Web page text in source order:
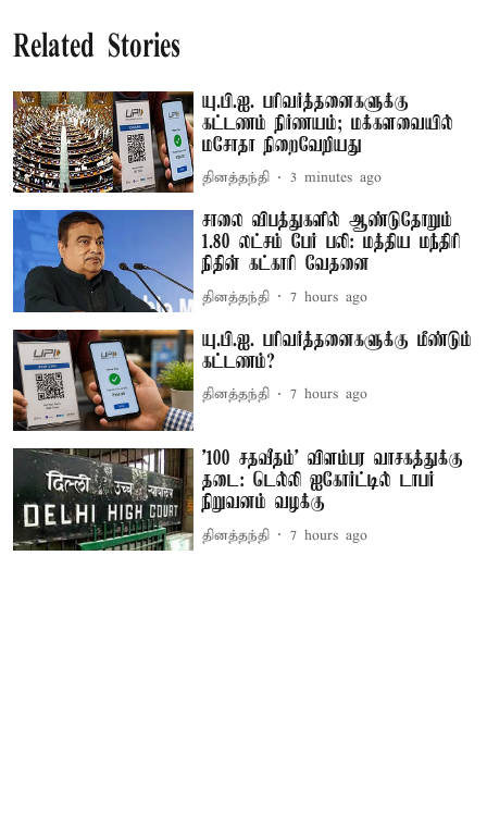
Related Stories
யு.பி.ஐ. பரிவர்த்தனைகளுக்கு
கட்டணம் நிர்ணயம்; மக்களவையில்
மசோதா நிறைவேறியது
தினத்தந்தி 3 minutes ago
சாலை விபத்துகளில் ஆண்டுதோறும்
1.80 லட்சம் பேர் பலி: மத்திய மந்திரி
நிதின் கட்காரி வேதனை
தினத்தந்தி 7 hours ago
யு.பி.ஐ. பரிவர்த்தனைகளுக்கு மீண்டும்
கட்டணம்?
தினத்தந்தி 7 hours ago
'100 சதவீதம்' விளம்பர வாசகத்துக்கு
தடை: டெல்லி ஐகோர்ட்டில் டாபர்
நிறுவனம் வழக்கு
தினத்தந்தி 7 hours ago